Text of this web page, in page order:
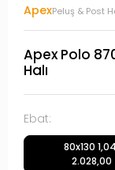
ApexPeluş & Post
Apex Polo
Halı
Ebat:
80x130
2.028,00